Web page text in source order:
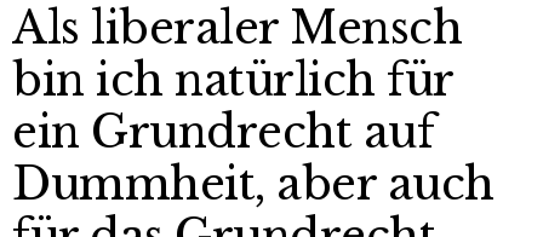
Als liberaler Mensch
bin ich natürlich für
ein Grundrecht auf
Dummheit, aber auch